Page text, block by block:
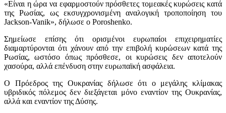
«Είναι η ώρα να εφαρμοστούν πρόσθετες τομεακές κυρώσεις κατά
της Ρωσίας, ως εκσυγχρονισμένη αναλογική τροποποίηση του
Jackson-Vanik», δήλωσε ο Poroshenko.
Σημείωσε επίσης ότι ορισμένοι ευρωπαίοι επιχειρηματίες
διαμαρτύρονται ότι χάνουν από την επιβολή κυρώσεων κατά της
Ρωσίας, ωστόσο όπως πρόσθεσε, οι κυρώσεις δεν αποτελούν
χασούρα, αλλά επένδυση στην ευρωπαϊκή ασφάλεια.
Ο Πρόεδρος της Ουκρανίας δήλωσε ότι ο μεγάλης κλίμακας
υβριδικός πόλεμος δεν διεξάγεται μόνο εναντίον της Ουκρανίας,
αλλά και εναντίον της Δύσης.